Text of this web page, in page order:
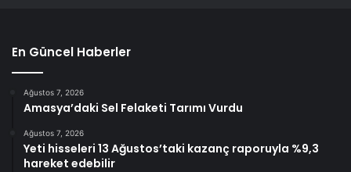
En Güncel Haberler
Ağustos 7, 2026
Amasya’daki Sel Felaketi Tarımı Vurdu
Ağustos 7, 2026
Yeti hisseleri 13 Ağustos’taki kazanç raporuyla %9,3
hareket edebilir